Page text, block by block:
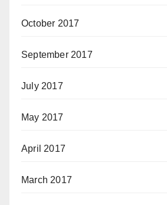
October 2017
September 2017
July 2017
May 2017
April 2017
March 2017